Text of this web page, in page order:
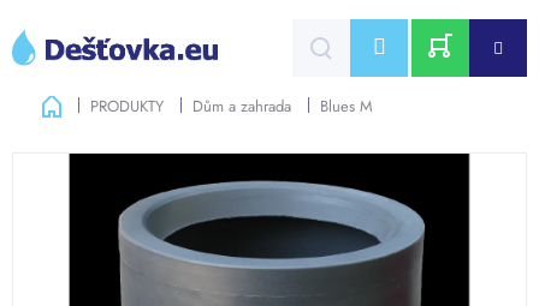
obsah
CZK
NÁKUPNÍ
DomůPRODUKTY Dům a zahrada Blues M